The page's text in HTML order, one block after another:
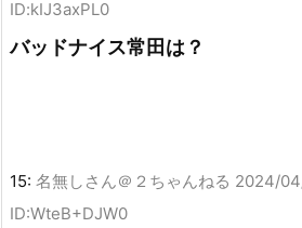
ID:kIJ3axPL0
バッドナイス常田は？
15: 名無しさん＠２ちゃんねる 2024/
ID:WteB+DJW0